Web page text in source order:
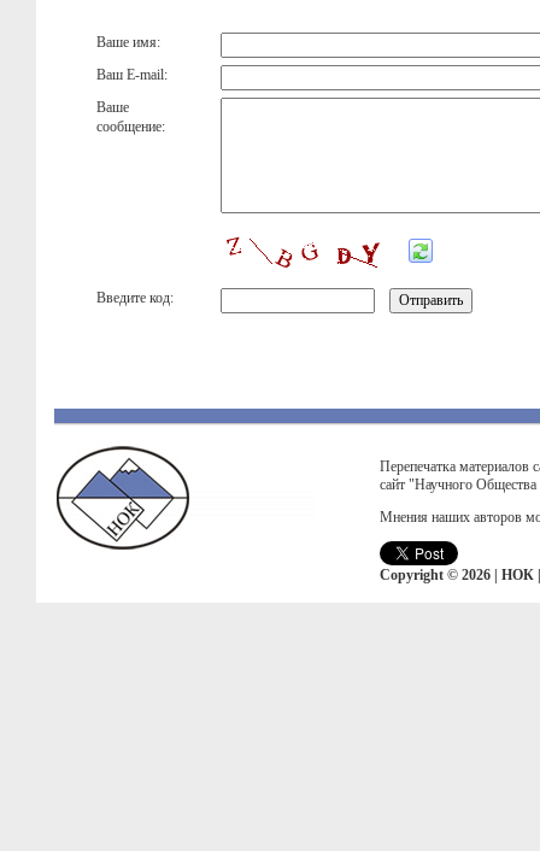
Ваше имя:
Ваш E-mail:
Ваше
сообщение:
Введите код:
Перепечатка материалов
сайт "Научного
Мнения наших авторов
Copyright © 2026 | НОК